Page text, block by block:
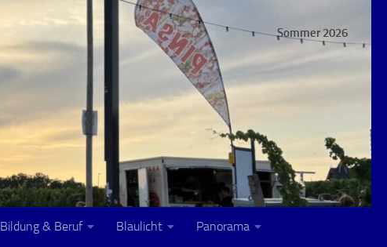
Sommer 2026
Bildung & Beruf Blaulicht Panorama